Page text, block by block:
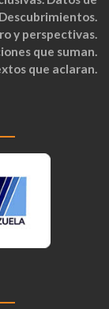
y perspectivas.
que suman.
que aclaran.